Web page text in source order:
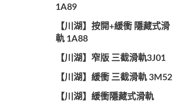
1A89
【川湖】按開+緩衝 隱藏式滑
軌 1A88
【川湖】窄版 三截滑軌3J01
【川湖】緩衝 三截滑軌 3M52
【川湖】緩衝隱藏式滑軌